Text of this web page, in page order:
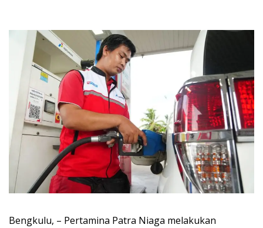
Bengkulu, – Pertamina Patra Niaga melakukan